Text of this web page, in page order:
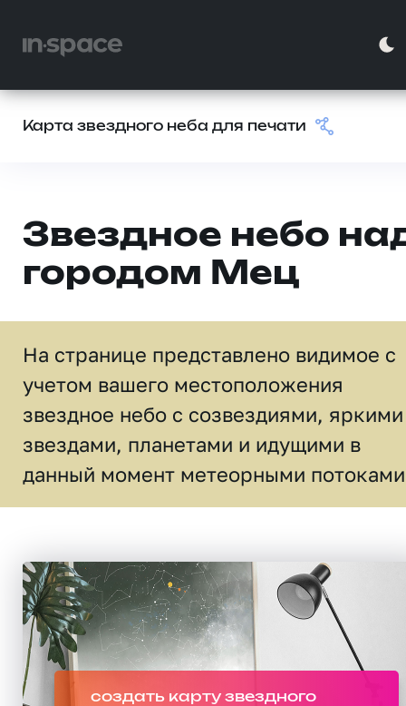
Карта звездного неба для печати
Звездное небо
городом Мец
На странице представлено видимое c
учетом вашего местоположения
звездное небо c созвездиями, яркими
звездами, планетами и идущими в
данный момент метеорными
создать карту звездного